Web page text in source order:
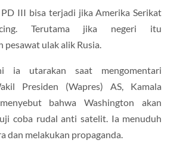
III bisa terjadi jika Amerika Serikat
Terutama jika negeri itu
pesawat ulak alik Rusia.
ia utarakan saat mengomentari
Presiden (Wapres) AS, Kamala
bahwa Washington akan
coba rudal anti satelit. Ia menuduh
dan melakukan propaganda.